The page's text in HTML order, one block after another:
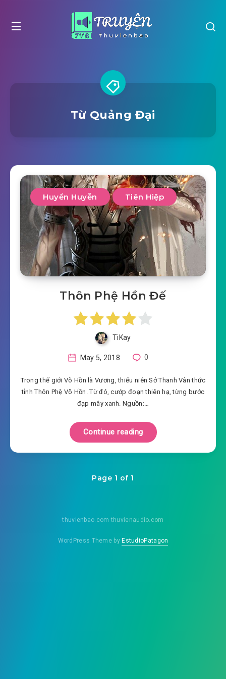
Từ Quảng Đại
Huyền Huyễn Tiên Hiệp
Thôn Phệ Hồn Đế
TiKay
May 5, 2018 0
Trong thế giới Võ Hồn là Vương, thiếu niên Sở Thanh Vân thức
tỉnh Thôn Phệ Võ Hồn. Từ đó, cướp đoạn thiên hạ, từng bước
đạp mây xanh. Nguồn:…
Continue reading
Page 1 of 1
thuvienbao.com thuvienaudio.com
WordPress Theme byEstudioPatagon